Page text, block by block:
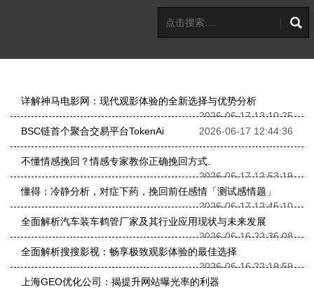
详解神马电影网：现代观影体验的全新选择与优势分析
2026-06-17 13:10:25
BSC链首个聚合交易平台TokenAi
2026-06-17 12:44:36
不懂情感挽回？情感专家教你正确挽回方式.
2026-06-17 12:53:19
懂得：冷静分析，对症下药，挽回前任感情「测试感情题」
2026-06-17 12:45:10
全面解析汽车装车鹤管厂家及其行业应用现状与未来发展
2026-06-16 22:36:08
全面解析搜搜影视：畅享极致观影体验的最佳选择
2026-06-16 22:19:59
上海GEO优化公司：揭提升网站曝光率的利器